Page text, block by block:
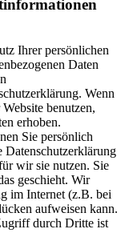
Ihrer persönlichen
Daten
Wenn
benutzen,
erhoben.
Sie persönlich
wir sie nutzen. Sie
geschieht. Wir
im Internet (z.B. bei
aufweisen kann.
durch Dritte ist